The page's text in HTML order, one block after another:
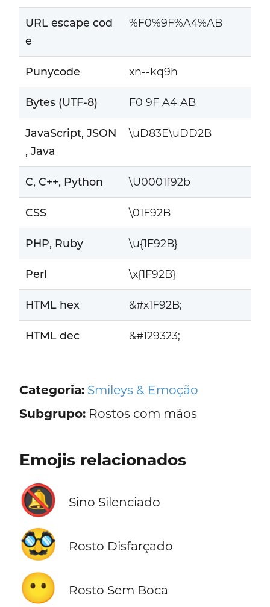
URL escape cod
e
%F0%9F%A4%AB
Punycode xn--kq9h
Bytes (UTF-8) F0 9F A4 AB
JavaScript, JSON
, Java
\uD83E\uDD2B
C, C++, Python \U0001f92b
CSS \01F92B
PHP, Ruby \u{1F92B}
Perl \x{1F92B}
HTML hex &#x1F92B;
HTML dec &#129323;
Categoria: Smileys & Emoção
Subgrupo:Rostos com mãos
Emojis relacionados
🔕 Sino Silenciado
🥸 Rosto Disfarçado
😶 Rosto Sem Boca